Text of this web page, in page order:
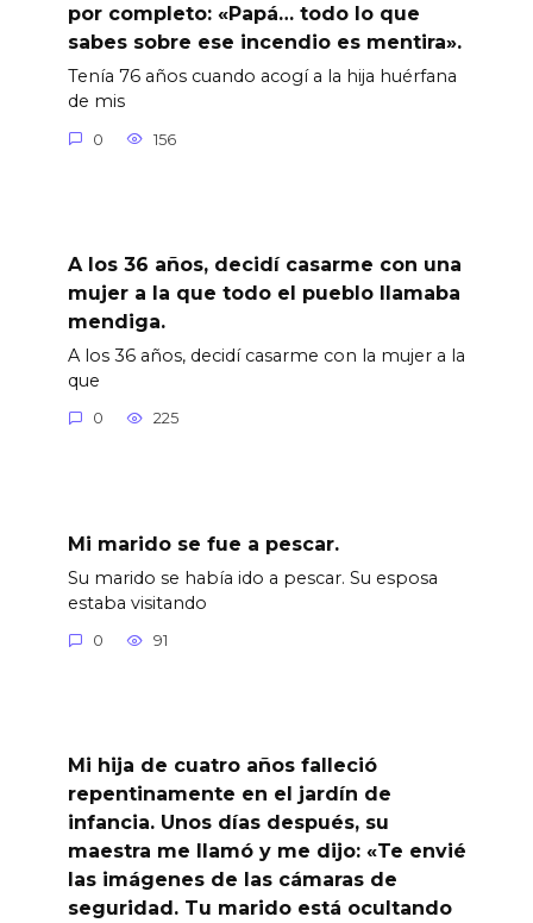
por completo: «Papá… todo lo que
sabes sobre ese incendio es mentira».
Tenía 76 años cuando acogí a la hija huérfana
de mis
0 156
A los 36 años, decidí casarme con una
mujer a la que todo el pueblo llamaba
mendiga.
A los 36 años, decidí casarme con la mujer a la
que
0 225
Mi marido se fue a pescar.
Su marido se había ido a pescar. Su esposa
estaba visitando
0 91
Mi hija de cuatro años falleció
repentinamente en el jardín de
infancia. Unos días después, su
maestra me llamó y me dijo: «Te envié
las imágenes de las cámaras de
seguridad. Tu marido está ocultando